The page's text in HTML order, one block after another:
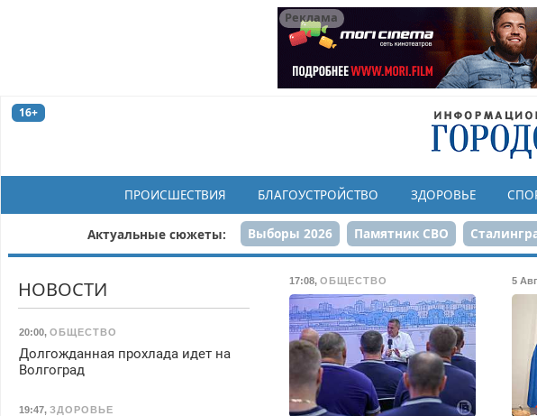
Реклама
16+
ПРОИСШЕСТВИЯ БЛАГОУСТРОЙСТВО ЗДОРОВЬЕ
Актуальные сюжеты: Выборы 2026 Памятник СВО
17:08,ОБЩЕСТВО 5 Авг
НОВОСТИ
20:00, ОБЩЕСТВО
Долгожданная прохлада идет на
Волгоград
19:47, ЗДОРОВЬЕ